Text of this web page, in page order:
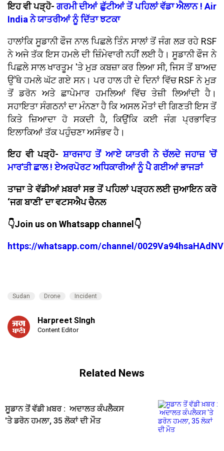
ਇਹ ਵੀ ਪੜ੍ਹੋ-ਗਰਮੀ ਦੀਆਂ ਛੁੱਟੀਆਂ ਤੋਂ ਪਹਿਲਾਂ ਵੱਡਾ ਐਲਾਨ ! Air
India ਨੇ ਯਾਤਰੀਆਂ ਨੂੰ ਦਿੱਤਾ ਝਟਕਾ
ਹਾਲਾਂਕਿ ਸੂਡਾਨੀ ਫੌਜ ਨਾਲ ਪਿਛਲੇ ਤਿੰਨ ਸਾਲਾਂ ਤੋਂ ਜੰਗ ਲੜ ਰਹੇ RSF
ਨੇ ਅਜੇ ਤੱਕ ਇਸ ਹਮਲੇ ਦੀ ਜ਼ਿੰਮੇਵਾਰੀ ਨਹੀਂ ਲਈ ਹੈ। ਸੂਡਾਨੀ ਫੌਜ ਨੇ
ਪਿਛਲੇ ਸਾਲ ਖਾਰਤੂਮ 'ਤੇ ਮੁੜ ਕਬਜ਼ਾ ਕਰ ਲਿਆ ਸੀ, ਜਿਸ ਤੋਂ ਬਾਅਦ
ਉੱਥੇ ਹਮਲੇ ਘੱਟ ਗਏ ਸਨ। ਪਰ ਹਾਲ ਹੀ ਦੇ ਦਿਨਾਂ ਵਿੱਚ RSF ਨੇ ਮੁੜ
ਤੋਂ ਡਰੋਨ ਅਤੇ ਛਾਪੇਮਾਰ ਹਮਲਿਆਂ ਵਿੱਚ ਤੇਜ਼ੀ ਲਿਆਂਦੀ ਹੈ।
ਸਹਾਇਤਾ ਸੰਗਠਨਾਂ ਦਾ ਮੰਨਣਾ ਹੈ ਕਿ ਅਸਲ ਮੌਤਾਂ ਦੀ ਗਿਣਤੀ ਇਸ ਤੋਂ
ਕਿਤੇ ਜ਼ਿਆਦਾ ਹੋ ਸਕਦੀ ਹੈ, ਕਿਉਂਕਿ ਕਈ ਜੰਗ ਪ੍ਰਭਾਵਿਤ
ਇਲਾਕਿਆਂ ਤੱਕ ਪਹੁੰਚਣਾ ਅਸੰਭਵ ਹੈ।
ਇਹ ਵੀ ਪੜ੍ਹੋ-ਸ਼ਾਰਜਾਹ ਤੋਂ ਆਏ ਯਾਤਰੀ ਨੇ ਚੱਲਦੇ ਜਹਾਜ਼ 'ਚੋਂ
ਮਾਰ'ਤੀ ਛਾਲ ! ਏਅਰਪੋਰਟ ਅਧਿਕਾਰੀਆਂ ਨੂੰ ਪੈ ਗਈਆਂ ਭਾਜੜਾਂ
ਤਾਜ਼ਾ ਤੇ ਵੱਡੀਆਂ ਖ਼ਬਰਾਂ ਸਭ ਤੋਂ ਪਹਿਲਾਂ ਪੜ੍ਹਨ ਲਈ ਜੁਆਇਨ ਕਰੋ
‘ਜਗ ਬਾਣੀ’ ਦਾ ਵਟਸਐਪ ਚੈਨਲ
👇Join us on Whatsapp channel👇
https://whatsapp.com/channel/
Sudan Drone Incident
Harpreet SIngh
Content Editor
Related News
ਸੂਡਾਨ ਤੋਂ ਵੱਡੀ ਖ਼ਬਰ : ਅਦਾਲਤ ਕੰਪਲੈਕਸ
'ਤੇ ਡਰੋਨ ਹਮਲਾ, 35 ਲੋਕਾਂ ਦੀ ਮੌਤ